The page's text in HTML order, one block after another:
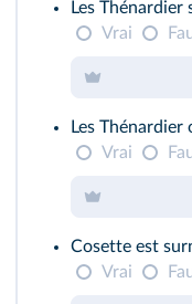
Les Thénardier
Vrai
Les
Vrai
Cosette est
Vrai